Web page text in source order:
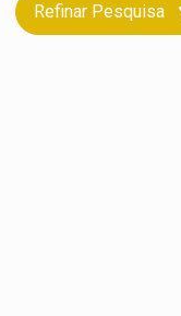
Refinar Pesquisa